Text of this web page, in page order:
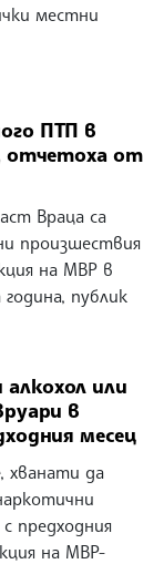
местни
ПТП в
отчетоха от
Враца са
произшествия
на МВР в
публик
или
в
месец
хванати да
предходния
на МВР-